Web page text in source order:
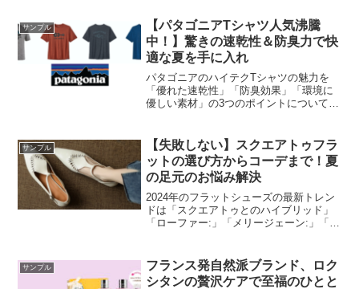
を解説。
サンプル
【パタゴニアTシャツ人気沸騰
中！】驚きの速乾性＆防臭力で快
適な夏を手に入れ
パタゴニアのハイテクTシャツの魅力を
「優れた速乾性」「防臭効果」「環境に
優しい素材」の3つのポイントについて解
サンプル
【失敗しない】スクエアトゥフラ
ットの選び方からコーデまで！夏
の足元のお悩み解決
2024年のフラットシューズの最新トレン
ドは「スクエアトゥとのハイブリッド」
「ローファー:」「メリージェーン:」「ビ
に合わせたコーデなどを解説していま
す。
サンプル
フランス発自然派ブランド、ロク
シタンの贅沢ケアで至福のひとと